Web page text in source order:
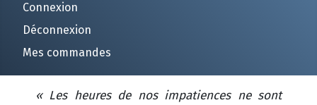
Connexion
Déconnexion
Mes commandes
« Les heures de nos impatiences ne sont